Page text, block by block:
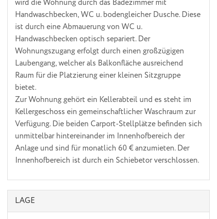
wird die Wohnung durch das Badezimmer mit
Handwaschbecken, WC u. bodengleicher Dusche. Diese
ist durch eine Abmauerung von WC u.
Handwaschbecken optisch separiert. Der
Wohnungszugang erfolgt durch einen großzügigen
Laubengang, welcher als Balkonfläche ausreichend
Raum für die Platzierung einer kleinen Sitzgruppe
bietet.
Zur Wohnung gehört ein Kellerabteil und es steht im
Kellergeschoss ein gemeinschaftlicher Waschraum zur
Verfügung. Die beiden Carport-Stellplätze befinden sich
unmittelbar hintereinander im Innenhofbereich der
Anlage und sind für monatlich 60 € anzumieten. Der
Innenhofbereich ist durch ein Schiebetor verschlossen.
LAGE